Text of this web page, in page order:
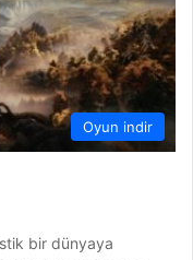
Oyun indir
bir dünyaya